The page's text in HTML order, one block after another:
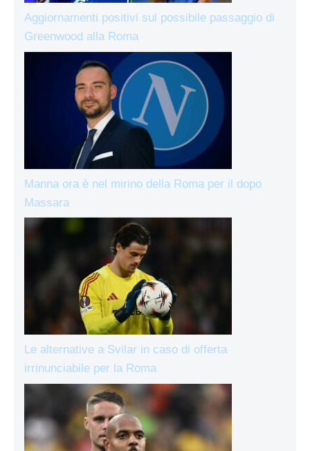
Aggiornamenti positivi sul possibile passaggio di
Greenwood alla Roma
Manna ora è nel mirino della Roma per il dopo
Massara
Le alternative a Svilar in caso di offerta
irrinunciabile per la Roma